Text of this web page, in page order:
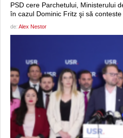
PSD cere Parchetului, Ministerului
în cazul Dominic Fritz şi să
de: Alex Nestor